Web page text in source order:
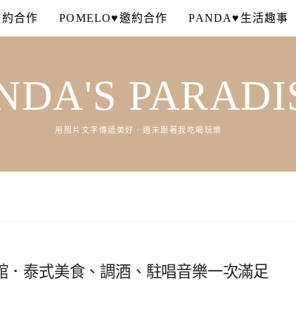
合作 POMELO♥邀約合作 PANDA♥生活趣事
用照片文字傳遞美好．週末跟著我吃喝玩樂
．泰式美食、調酒、駐唱音樂一次滿足